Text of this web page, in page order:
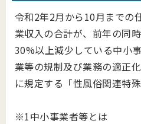
令和2年2月から10月までの
業収入の合計が、前年の同
30%以上減少している中小
業等の規制及び業務の適正
に規定する「性風俗関連特
※1中小事業者等とは